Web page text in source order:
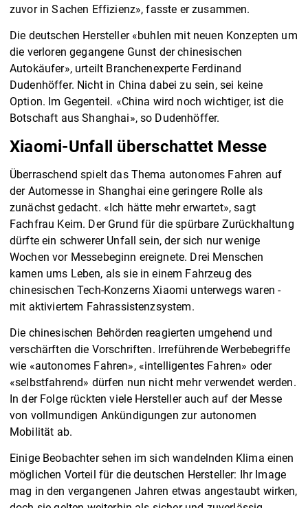
zuvor in Sachen Effizienz», fasste er zusammen.
Die deutschen Hersteller «buhlen mit neuen Konzepten um
die verloren gegangene Gunst der chinesischen
Autokäufer», urteilt Branchenexperte Ferdinand
Dudenhöffer. Nicht in China dabei zu sein, sei keine
Option. Im Gegenteil. «China wird noch wichtiger, ist die
Botschaft aus Shanghai», so Dudenhöffer.
Xiaomi-Unfall überschattet Messe
Überraschend spielt das Thema autonomes Fahren auf
der Automesse in Shanghai eine geringere Rolle als
zunächst gedacht. «Ich hätte mehr erwartet», sagt
Fachfrau Keim. Der Grund für die spürbare Zurückhaltung
dürfte ein schwerer Unfall sein, der sich nur wenige
Wochen vor Messebeginn ereignete. Drei Menschen
kamen ums Leben, als sie in einem Fahrzeug des
chinesischen Tech-Konzerns Xiaomi unterwegs waren -
mit aktiviertem Fahrassistenzsystem.
Die chinesischen Behörden reagierten umgehend und
verschärften die Vorschriften. Irreführende Werbebegriffe
wie «autonomes Fahren», «intelligentes Fahren» oder
«selbstfahrend» dürfen nun nicht mehr verwendet werden.
In der Folge rückten viele Hersteller auch auf der Messe
von vollmundigen Ankündigungen zur autonomen
Mobilität ab.
Einige Beobachter sehen im sich wandelnden Klima einen
möglichen Vorteil für die deutschen Hersteller: Ihr Image
mag in den vergangenen Jahren etwas angestaubt wirken,